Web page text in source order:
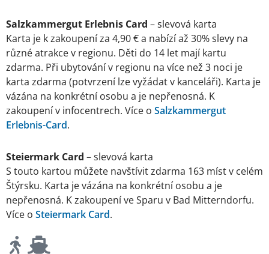
Salzkammergut Erlebnis Card – slevová karta
Karta je k zakoupení za 4,90 € a nabízí až 30% slevy na
různé atrakce v regionu. Děti do 14 let mají kartu
zdarma. Při ubytování v regionu na více než 3 noci je
karta zdarma (potvrzení lze vyžádat v kanceláři). Karta je
vázána na konkrétní osobu a je nepřenosná. K
zakoupení v infocentrech. Více o Salzkammergut
Erlebnis-Card.
Steiermark Card – slevová karta
S touto kartou můžete navštívit zdarma 163 míst v celém
Štýrsku. Karta je vázána na konkrétní osobu a je
nepřenosná. K zakoupení ve Sparu v Bad Mitterndorfu.
Více o Steiermark Card.